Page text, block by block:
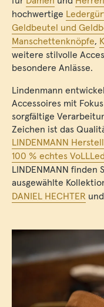
hochwertige
Geldbeutel und
Manschettenknöpfe,
weitere stilvolle
besondere Anlässe.
Lindenmann
Accessoires mit
sorgfältige
Zeichen ist das
LINDENMANN
100 % echtes
LINDENMANN finden
ausgewählte
DANIEL HECHTER und